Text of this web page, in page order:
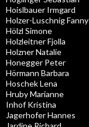
Hoislbauer Irmgard
Holzer-Luschnig Fanny
Hölzl Simone
Holzleitner Fjolla
Holzner Natalie
Honegger Peter
Hörmann Barbara
Hoschek Lena
Hruby Marianne
Inhof Kristina
Jagerhofer Hannes